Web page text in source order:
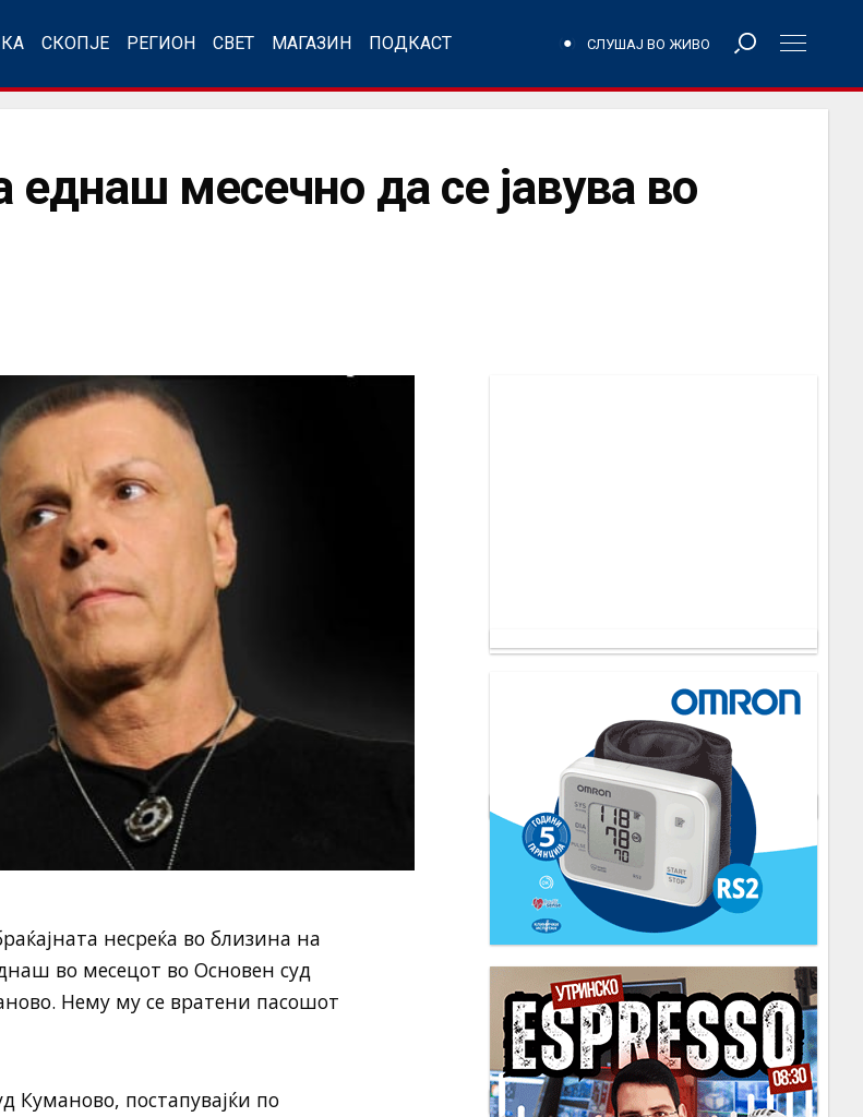
СКОПЈЕ РЕГИОН СВЕТ МАГАЗИН ПОДКАСТ СЛУШАЈ ВО ЖИВО
месечно да се јавува во
несреќа во близина на
во месецот во Основен суд
Нему му се вратени пасошот
Куманово, постапувајќи по